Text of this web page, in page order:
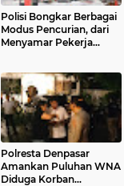
Polisi Bongkar Berbagai
Modus Pencurian, dari
Menyamar Pekerja
Polresta Denpasar
Amankan Puluhan WNA
Diduga Korban